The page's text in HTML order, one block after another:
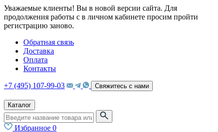
Уважаемые клиенты! Вы в новой версии сайта. Для
продолжения работы с в личном кабинете просим пройти
регистрацию заново.
Обратная связь
Доставка
Оплата
Контакты
+7 (495) 107-99-03 Свяжитесь с нами
Каталог
Избранное 0